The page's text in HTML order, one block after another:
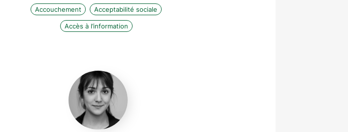
Accouchement Acceptabilité sociale
Accès à l’information
Laura
Monnier